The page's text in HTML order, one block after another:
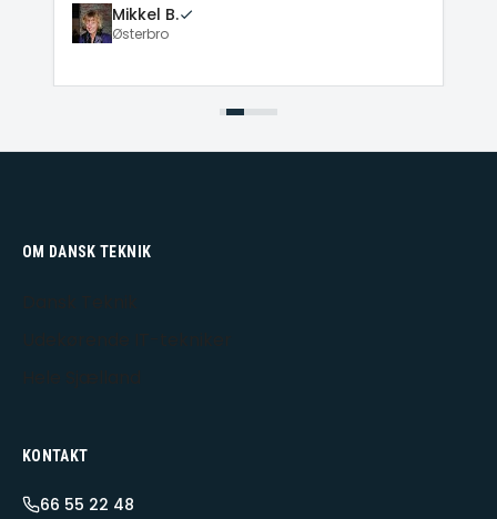
Mikkel B.
Østerbro
OM DANSK TEKNIK
KONTAKT
66 55 22 48